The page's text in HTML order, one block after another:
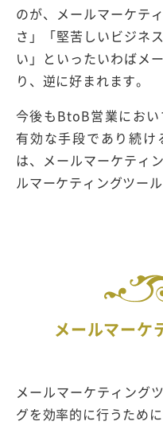
のが、メールマーケテ
さ」「堅苦しいビジネ
い」といったいわばメ
り、逆に好まれます。
今後もBtoB営業にお
有効な手段であり続
は、メールマーケティ
ルマーケティングツー
メールマーケ
メールマーケティング
グを効率的に行うため